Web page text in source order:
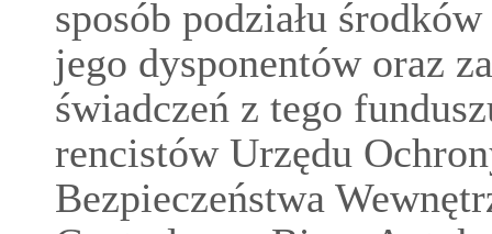
sposób podziału
jego dysponentów oraz
świadczeń z tego
rencistów Urzędu
Bezpieczeństwa